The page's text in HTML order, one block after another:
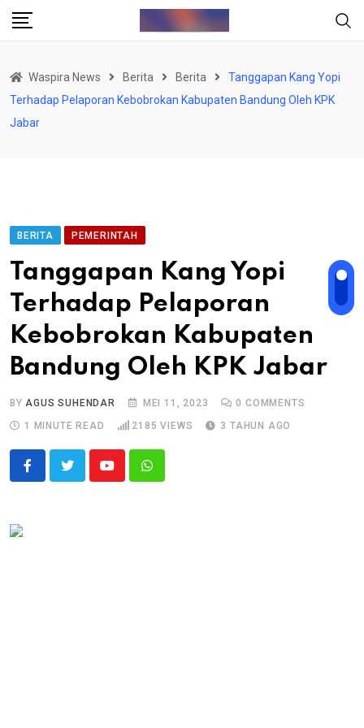
Skip
Waspira News Berita Berita
Tanggapan Kang Yopi
Terhadap Pelaporan Kebobrokan Kabupaten Bandung Oleh KPK
Jabar
BERITA PEMERINTAH
Tanggapan Kang Yopi
Terhadap Pelaporan
Kebobrokan Kabupaten
Bandung Oleh KPK Jabar
BYAGUS SUHENDAR MEI 11, 2023 0 COMMENTS
1 MINUTE READ
2185 VIEWS 3 TAHUN AGO
YoutubeWhatsapp